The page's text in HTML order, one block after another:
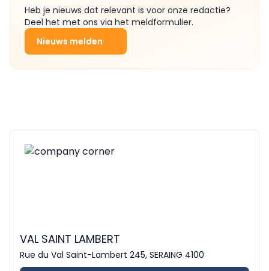
Heb je nieuws dat relevant is voor onze redactie?
Deel het met ons via het meldformulier.
Nieuws melden
VAL SAINT LAMBERT
Rue du Val Saint-Lambert 245, SERAING 4100